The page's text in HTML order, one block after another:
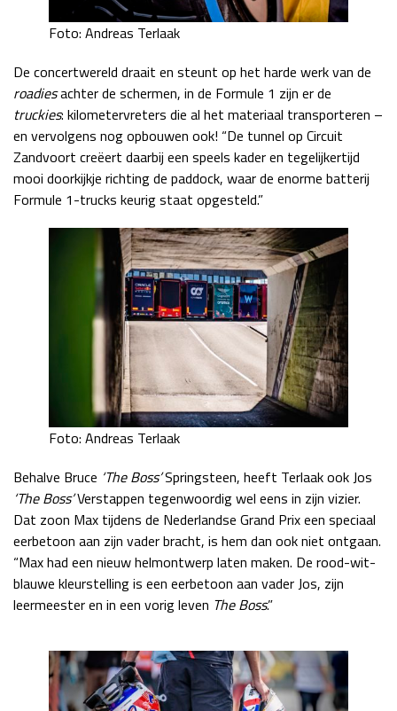
Foto: Andreas Terlaak
De concertwereld draait en steunt op het harde werk van de
roadiesachter de schermen, in de Formule 1 zijn er de
truckies: kilometervreters die al het materiaal transporteren –
en vervolgens nog opbouwen ook! “De tunnel op Circuit
Zandvoort creëert daarbij een speels kader en tegelijkertijd
mooi doorkijkje richting de paddock, waar de enorme batterij
Formule 1-trucks keurig staat opgesteld.”
Foto: Andreas Terlaak
Behalve Bruce ‘The Boss’Springsteen, heeft Terlaak ook Jos
‘The Boss’Verstappen tegenwoordig wel eens in zijn vizier.
Dat zoon Max tijdens de Nederlandse Grand Prix een speciaal
eerbetoon aan zijn vader bracht, is hem dan ook niet ontgaan.
“Max had een nieuw helmontwerp laten maken. De rood-wit-
blauwe kleurstelling is een eerbetoon aan vader Jos, zijn
leermeester en in een vorig leven The Boss.”